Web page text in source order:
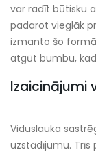
var radīt būtisku
padarot vieglāk
izmanto šo
atgūt bumbu,
Izaicinājumi
Viduslauka
uzstādījumu. Trīs